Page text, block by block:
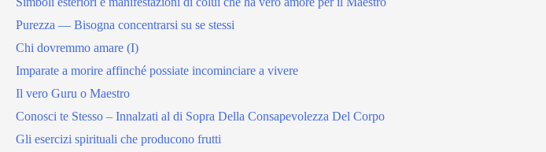
Purezza — Bisogna concentrarsi su se stessi
Chi dovremmo amare (I)
Imparate a morire affinché possiate incominciare a vivere
Il vero Guru o Maestro
Conosci te Stesso – Innalzati al di Sopra Della Consapevolezza Del Corpo
Gli esercizi spirituali che producono frutti